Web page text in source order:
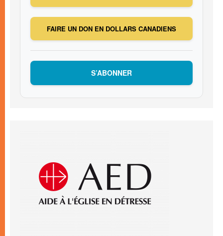
FAIRE UN DON EN DOLLARS CANADIENS
S’ABONNER